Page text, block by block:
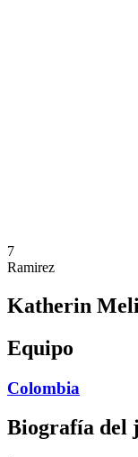
7
Ramirez
Katherin
Equipo
Colombia
Biografía del